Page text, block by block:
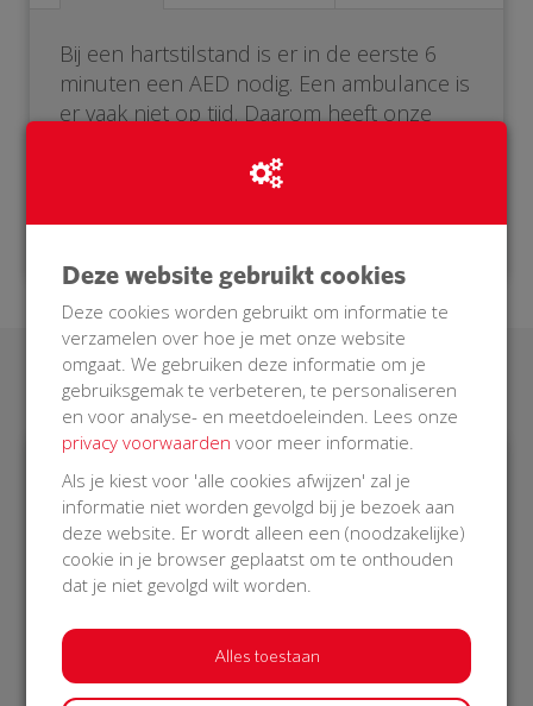
Bij een hartstilstand is er in de eerste 6
minuten een AED nodig. Een ambulance is
er vaak niet op tijd. Daarom heeft onze
Doneer voor onze BuurtAED!
Laatste donaties
€ 976
Philips
22 Oct 2018
Deze website gebruikt cookies
Deze cookies worden gebruikt om informatie te
verzamelen over hoe je met onze website
omgaat. We gebruiken deze informatie om je
gebruiksgemak te verbeteren, te personaliseren
en voor analyse- en meetdoeleinden. Lees onze
privacy voorwaarden voor meer informatie.
Als je kiest voor 'alle cookies afwijzen' zal je
informatie niet worden gevolgd bij je bezoek aan
deze website. Er wordt alleen een (noodzakelijke)
cookie in je browser geplaatst om te onthouden
dat je niet gevolgd wilt worden.
Alles toestaan